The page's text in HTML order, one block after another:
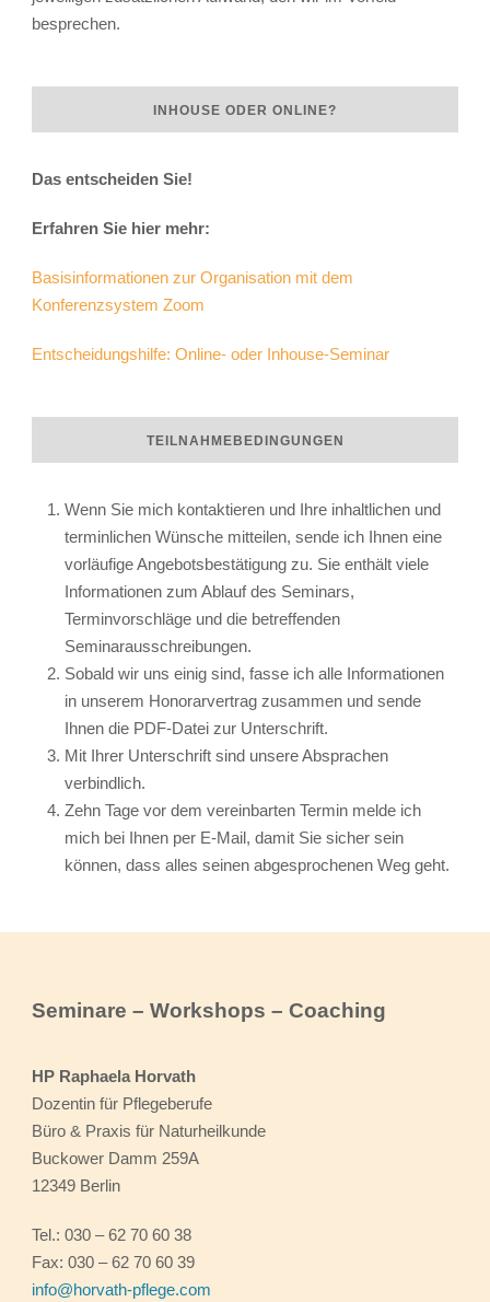
besprechen.
INHOUSE ODER ONLINE?
Das entscheiden Sie!
Erfahren Sie hier mehr:
Basisinformationen zur Organisation mit dem
Konferenzsystem Zoom
Entscheidungshilfe: Online- oder Inhouse-Seminar
TEILNAHMEBEDINGUNGEN
Wenn Sie mich kontaktieren und Ihre inhaltlichen und
terminlichen Wünsche mitteilen, sende ich Ihnen eine
vorläufige Angebotsbestätigung zu. Sie enthält viele
Informationen zum Ablauf des Seminars,
Terminvorschläge und die betreffenden
Seminarausschreibungen.
Sobald wir uns einig sind, fasse ich alle Informationen
in unserem Honorarvertrag zusammen und sende
Ihnen die PDF-Datei zur Unterschrift.
Mit Ihrer Unterschrift sind unsere Absprachen
verbindlich.
Zehn Tage vor dem vereinbarten Termin melde ich
mich bei Ihnen per E-Mail, damit Sie sicher sein
können, dass alles seinen abgesprochenen Weg geht.
Seminare – Workshops – Coaching
HP Raphaela Horvath
Dozentin für Pflegeberufe
Büro & Praxis für Naturheilkunde
Buckower Damm 259A
12349 Berlin
Tel.: 030 – 62 70 60 38
Fax: 030 – 62 70 60 39
info@horvath-pflege.com